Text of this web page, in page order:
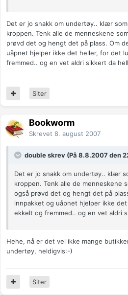
Det er jo snakk om undertøy.. klær
kroppen. Tenk alle de menneskene
prøvd det og hengt det på plass. Om
uåpnet hjelper ikke det heller, for det
fremmed.. og en vet aldri sikkert da
Siter
Bookworm
Skrevet 8. august 2007
double skrev (På 8.8.2007 den
Det er jo snakk om undertøy.. klær
kroppen. Tenk alle de menneskene
også prøvd det og hengt det på
innpakket og uåpnet hjelper ikke
ekkelt og fremmed.. og en vet aldri
Hehe, nå er det vel ikke mange
undertøy, heldigvis:-)
Siter